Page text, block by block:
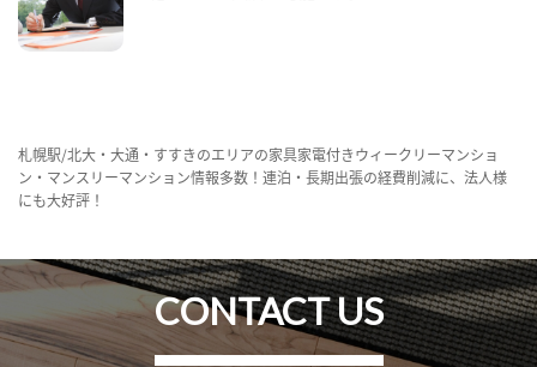
札幌駅/北大・大通・すすきのエリアの家具家電付きウィークリーマンショ
ン・マンスリーマンション情報多数！連泊・長期出張の経費削減に、法人様
にも大好評！
CONTACT US